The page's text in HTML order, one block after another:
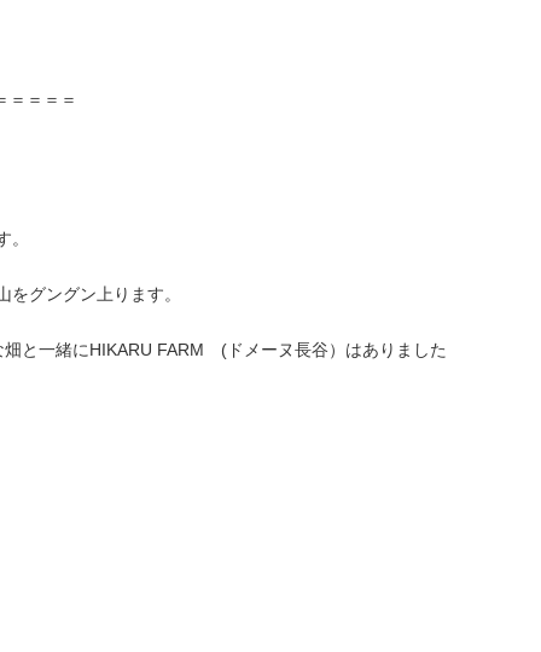
＝＝＝＝
グングン上ります。
と一緒にHIKARU FARM (ドメーヌ長谷）はありました